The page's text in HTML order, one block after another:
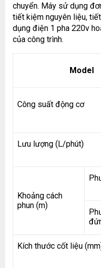
chuyển. Máy sử dụng
tiết kiệm nguyên liệu,
dụng điện 1 pha 220v
của công trình.
Model
Công suất động cơ
Lưu lượng (L/phút)
Khoảng cách
phun (m)
Kích thước cốt liệu